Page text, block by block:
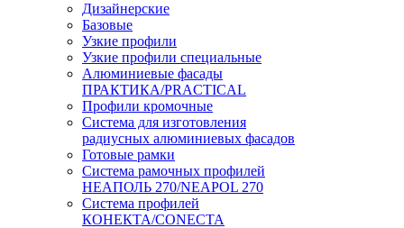
Дизайнерские
Базовые
Узкие профили
Узкие профили специальные
Алюминиевые фасады
ПРАКТИКА/PRACTICAL
Профили кромочные
Система для изготовления
радиусных алюминиевых фасадов
Готовые рамки
Система рамочных профилей
НЕАПОЛЬ 270/NEAPOL 270
Система профилей
КОНЕКТА/CONECTA